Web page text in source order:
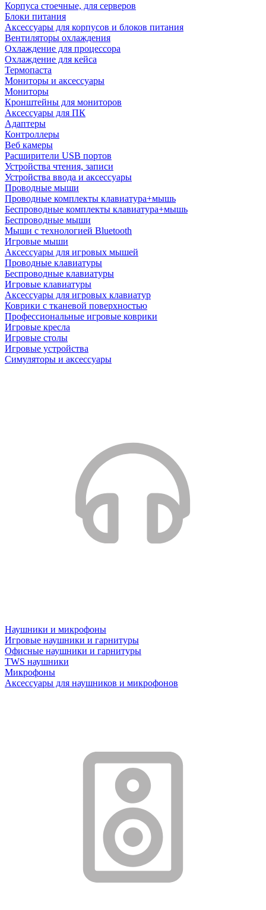
Корпуса стоечные, для серверов
Блоки питания
Аксессуары для корпусов и блоков питания
Вентиляторы охлаждения
Охлаждение для процессора
Охлаждение для кейса
Термопаста
Мониторы и аксессуары
Мониторы
Кронштейны для мониторов
Аксессуары для ПК
Адаптеры
Контроллеры
Веб камеры
Расширители USB портов
Устройства чтения, записи
Устройства ввода и аксессуары
Проводные мыши
Проводные комплекты клавиатура+мышь
Беспроводные комплекты клавиатура+мышь
Беспроводные мыши
Мыши с технологией Bluetooth
Игровые мыши
Аксессуары для игровых мышей
Проводные клавиатуры
Беспроводные клавиатуры
Игровые клавиатуры
Аксессуары для игровых клавиатур
Коврики с тканевой поверхностью
Профессиональные игровые коврики
Игровые кресла
Игровые столы
Игровые устройства
Симуляторы и аксессуары
Наушники и микрофоны
Игровые наушники и гарнитуры
Офисные наушники и гарнитуры
TWS наушники
Микрофоны
Аксессуары для наушников и микрофонов